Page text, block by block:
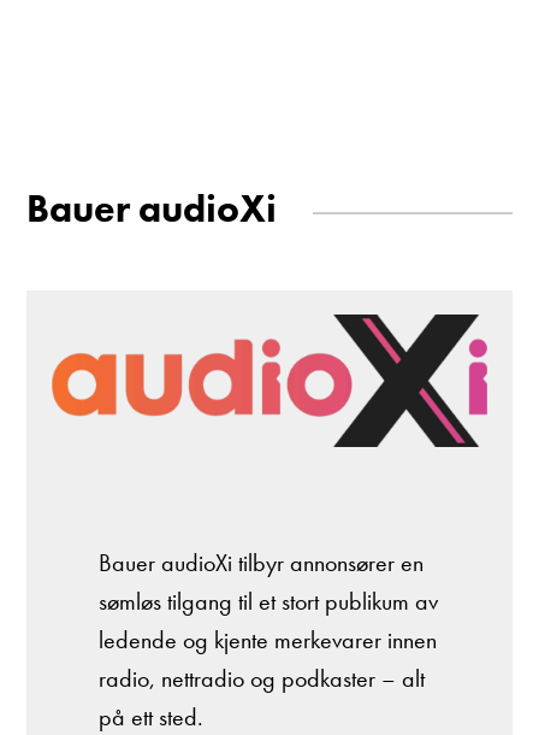
Bauer audioXi
Bauer audioXi tilbyr annonsører en
sømløs tilgang til et stort publikum av
ledende og kjente merkevarer innen
radio, nettradio og podkaster – alt
på ett sted.